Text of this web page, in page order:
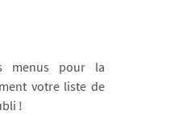
menus pour la
votre liste de
!